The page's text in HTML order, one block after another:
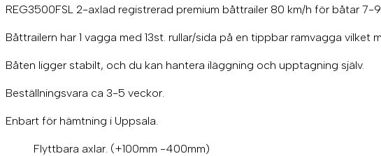
REG3500FSL 2-axlad registrerad premium båttrailer 80 km/h för båtar
Båttrailern har 1 vagga med 13st. rullar/sida på en tippbar ramvagga
Båten ligger stabilt, och du kan hantera iläggning och upptagning själv.
Beställningsvara ca 3-5 veckor.
Enbart för hämtning i Uppsala.
Flyttbara axlar. (+100mm -400mm)